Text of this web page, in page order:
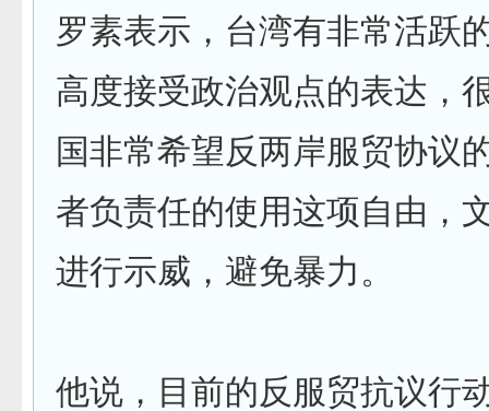
罗素表示，台湾有非常活跃
高度接受政治观点的表达，
国非常希望反两岸服贸协议
者负责任的使用这项自由，
进行示威，避免暴力。
他说，目前的反服贸抗议行